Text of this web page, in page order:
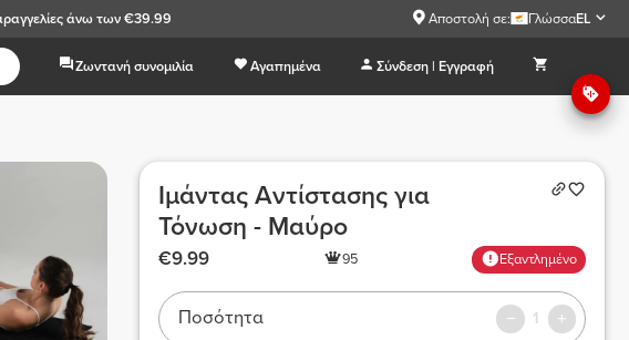
άνω των €39.99 Αποστολή σε: ΓλώσσαEL
Ζωντανή συνομιλία Αγαπημένα Σύνδεση | Εγγραφή
Ιμάντας Αντίστασης για
Τόνωση - Μαύρο
€9.99 95 Εξαντλημένο
Ποσότητα 1